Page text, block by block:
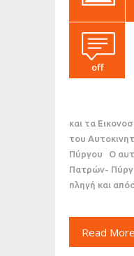
off
Η
και τα
του
Πύργου Ο
Πατρών-
πληγή και
Read More